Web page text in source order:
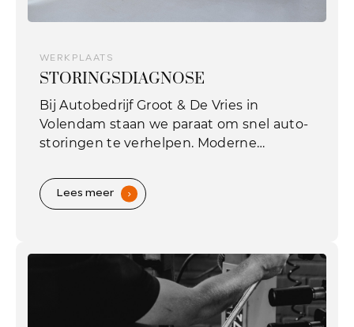
WERKPLAATS
STORINGSDIAGNOSE
Bij Autobedrijf Groot & De Vries in
Volendam staan we paraat om snel auto-
storingen te verhelpen. Moderne
wat kan leiden tot verlichte
waarschuwingslampjes op het
Lees meer .